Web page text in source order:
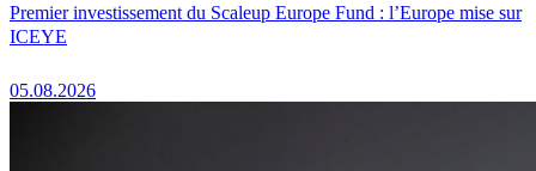
Premier investissement du Scaleup Europe Fund : l’Europe mise sur
ICEYE
05.08.2026